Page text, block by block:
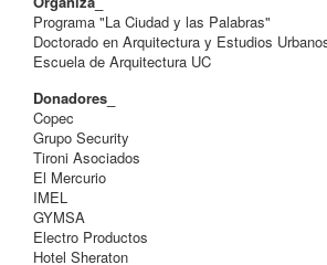
Programa "La Ciudad y las Palabras"
Doctorado en Arquitectura y Estudios
Escuela de Arquitectura UC
Donadores_
Copec
Grupo Security
Tironi Asociados
El Mercurio
IMEL
GYMSA
Electro Productos
Hotel Sheraton